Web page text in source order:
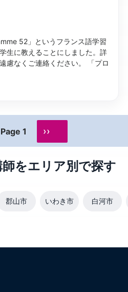
52」というフランス語学習
生に教えることにしました。詳
慮なくご連絡ください。 「プロ
Page 1 ››
をエリア別で探す
郡山市 いわき市 白河市